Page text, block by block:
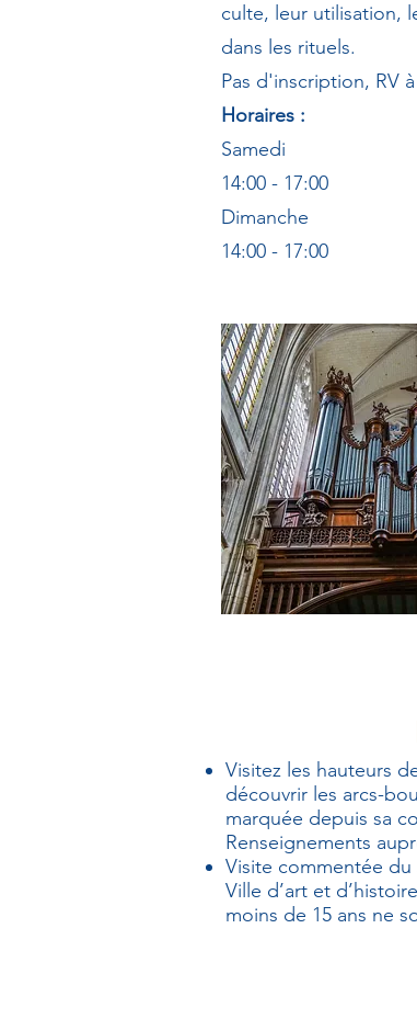
culte, leur utilisation,
dans les rituels.
Pas d'inscription, RV
Horaires :
Samedi
14:00 - 17:00
Dimanche
14:00 - 17:00
Visitez les hauteurs
découvrir les arcs-
marquée depuis sa
Renseignements
Visite commentée
Ville d’art et
moins de 15 ans ne